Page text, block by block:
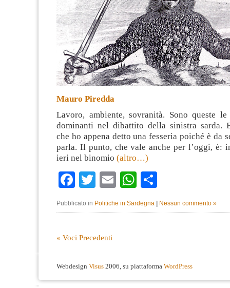
Mauro Piredda
Lavoro, ambiente, sovranità. Sono queste
dominanti nel dibattito della sinistra sarda.
che ho appena detto una fesseria poiché è da
parla. Il punto, che vale anche per l’oggi, è:
ieri nel binomio (altro…)
Facebook
Twitter
EmailWhatsApp
Pubblicato in Politiche in Sardegna | Nessun commento »
« Voci Precedenti
Webdesign Visus 2006, su piattaforma WordPress